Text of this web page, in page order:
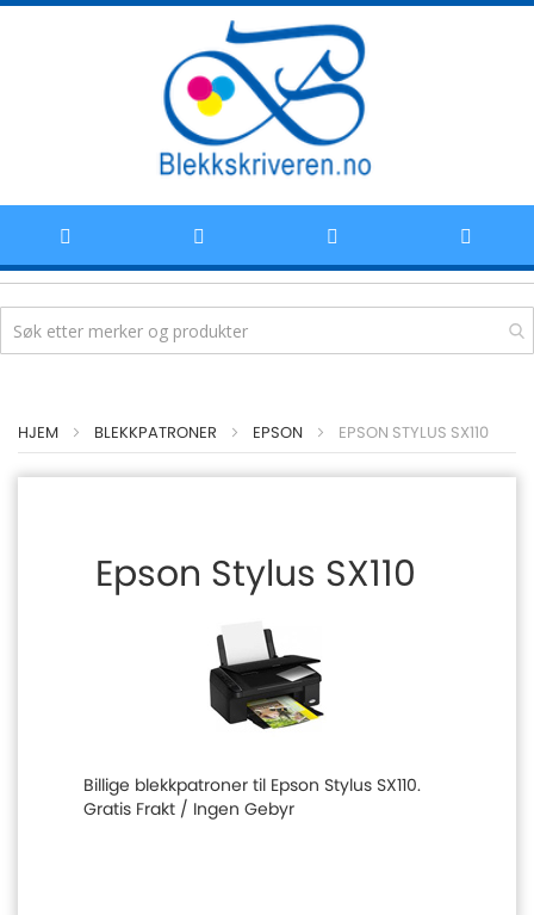
til
HJEM BLEKKPATRONER EPSON EPSON STYLUS SX110
Epson Stylus SX110
Billige blekkpatroner til Epson Stylus SX110.
Gratis Frakt / Ingen Gebyr